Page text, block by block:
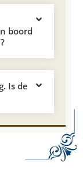
boord
Is de